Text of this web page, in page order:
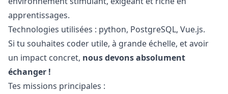
apprentissages.
Technologies utilisées : python, PostgreSQL, Vue.js.
Si tu souhaites coder utile, à grande échelle, et avoir
un impact concret, nous devons absolument
échanger !
Tes missions principales :